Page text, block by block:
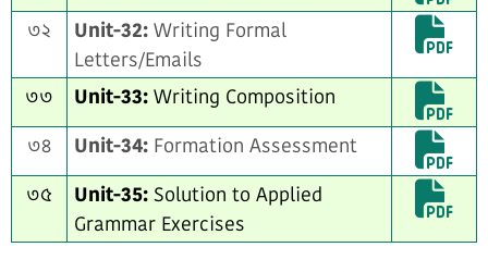
৩২
Unit-32: Writing Formal
Letters/Emails
৩৩
Unit-33: Writing Composition
৩৪
Unit-34: Formation Assessment
৩৫
Unit-35: Solution to Applied
Grammar Exercises